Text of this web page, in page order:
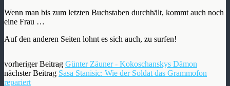
Wenn man bis zum letzten Buchstaben durchhält, kommt auch noch
eine Frau …
Auf den anderen Seiten lohnt es sich auch, zu surfen!
vorheriger Beitrag Günter Zäuner - Kokoschanskys Dämon
nächster Beitrag Sasa Stanisic: Wie der Soldat das Grammofon
repariert